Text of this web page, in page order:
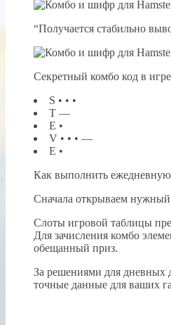
“Получается стабильно
Секретный комбо код в
S • • •
T —
E •
V • • • —
E •
Как выполнить ежедневную
Сначала открываем нужный
Слоты игровой таблицы
Для зачисления комбо
обещанный приз.
За решениями для дневных
точные данные для ваших